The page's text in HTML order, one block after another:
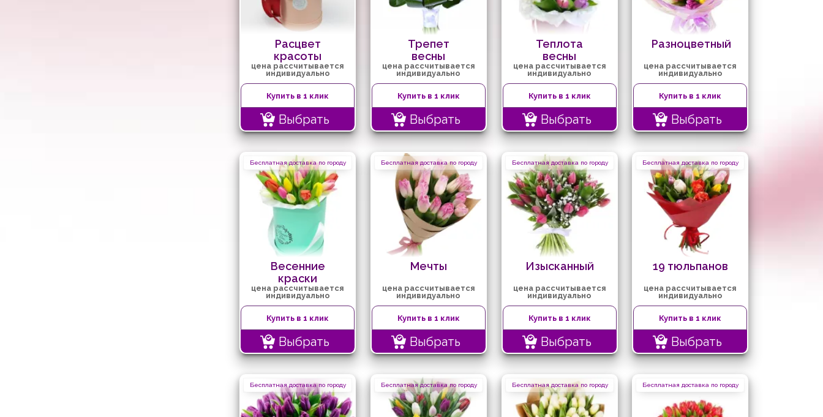
Расцвет
красоты
цена рассчитывается
индивидуально
Купить в 1 клик
Выбрать
Трепет
весны
цена рассчитывается
индивидуально
Купить в 1 клик
Выбрать
Теплота
весны
цена рассчитывается
индивидуально
Купить в 1 клик
Выбрать
Разноцветный
цена рассчитывается
индивидуально
Купить в 1 клик
Выбрать
Бесплатная доставка по городу
Весенние
краски
цена рассчитывается
индивидуально
Купить в 1 клик
Выбрать
Бесплатная доставка по городу
Мечты
цена рассчитывается
индивидуально
Купить в 1 клик
Выбрать
Бесплатная доставка по городу
Изысканный
цена рассчитывается
индивидуально
Купить в 1 клик
Выбрать
Бесплатная доставка по городу
19 тюльпанов
цена рассчитывается
индивидуально
Купить в 1 клик
Выбрать
Бесплатная доставка по городу Бесплатная доставка по городу Бесплатная доставка по городу Бесплатная доставка по городу